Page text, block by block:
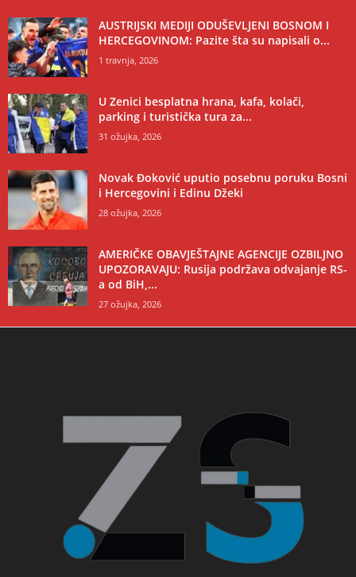
AUSTRIJSKI MEDIJI ODUŠEVLJENI BOSNOM I
HERCEGOVINOM: Pazite šta su napisali o...
1 travnja, 2026
U Zenici besplatna hrana, kafa, kolači,
parking i turistička tura za...
31 ožujka, 2026
Novak Đoković uputio posebnu poruku Bosni
i Hercegovini i Edinu Džeki
28 ožujka, 2026
AMERIČKE OBAVJEŠTAJNE AGENCIJE OZBILJNO
UPOZORAVAJU: Rusija podržava odvajanje RS-
a od BiH,...
27 ožujka, 2026